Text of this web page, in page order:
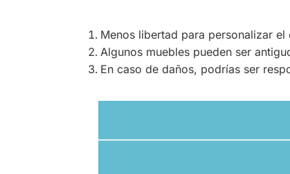
Menos libertad para personalizar el
Algunos muebles pueden ser
En caso de daños, podrías ser